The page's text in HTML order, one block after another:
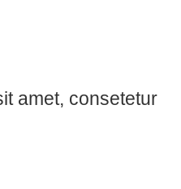
amet, consetetur